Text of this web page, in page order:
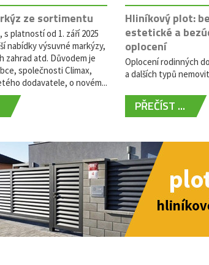
ze sortimentu
s platností od 1. září 2025
nabídky výsuvné markýzy,
zahrad atd. Důvodem je
společnosti Climax,
dodavatele, o novém...
Hliníkový plot:
estetické a
oplocení
Oplocení rodinných
a dalších typů
PŘEČÍST ...